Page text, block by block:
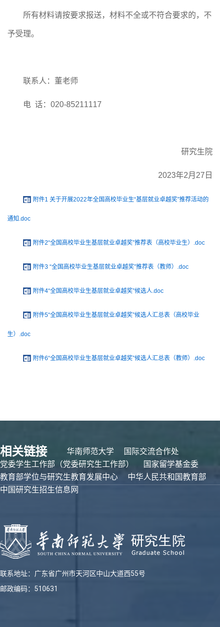
所有材料请按要求报送，材料不全或不符合要求的，不
予受理。
联系人： 董老师
电 话：020-85211117
研究生院
2023年2月 27 日
附件1 关于开展2022年全国高校毕业生“基层就业卓越奖”推荐活动的
通知.doc
附件2“全国高校毕业生基层就业卓越奖”推荐表（高校毕业生）.doc
附件3 “全国高校毕业生基层就业卓越奖”推荐表（教师）.doc
附件4“全国高校毕业生基层就业卓越奖”候选人.doc
附件5“全国高校毕业生基层就业卓越奖”候选人汇总表（高校毕业
生）.doc
附件6“全国高校毕业生基层就业卓越奖”候选人汇总表（教师）.doc
相关链接 华南师范大学
国际交流合作处
党委学生工作部（党委研究生工作部）
国家留学基金委
教育部学位与研究生教育发展中心
中华人民共和国教育部
中国研究生招生信息网
联系地址：广东省广州市天河区中山大道西55号
邮政编码：510631